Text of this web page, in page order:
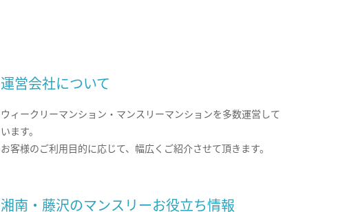
運営会社について
ウィークリーマンション・マンスリーマンションを多数運営して
います。
お客様のご利用目的に応じて、幅広くご紹介させて頂きます。
湘南・藤沢のマンスリーお役立ち情報